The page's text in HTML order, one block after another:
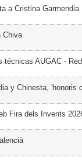
a Cristina Garmendia
Chiva
técnicas AUGAC -
y Chinesta, 'honoris
Fira dels Invents